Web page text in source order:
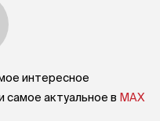
интересное
самое актуальное в MAX